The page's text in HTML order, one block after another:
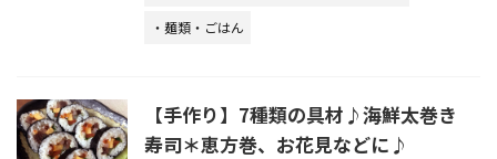
・麺類・ごはん
【手作り】7種類の具材♪海鮮太巻き
寿司＊恵方巻、お花見などに♪